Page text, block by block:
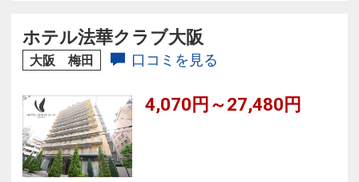
ホテル法華クラブ大阪
大阪 梅田 口コミを見る
4,070円～27,480円